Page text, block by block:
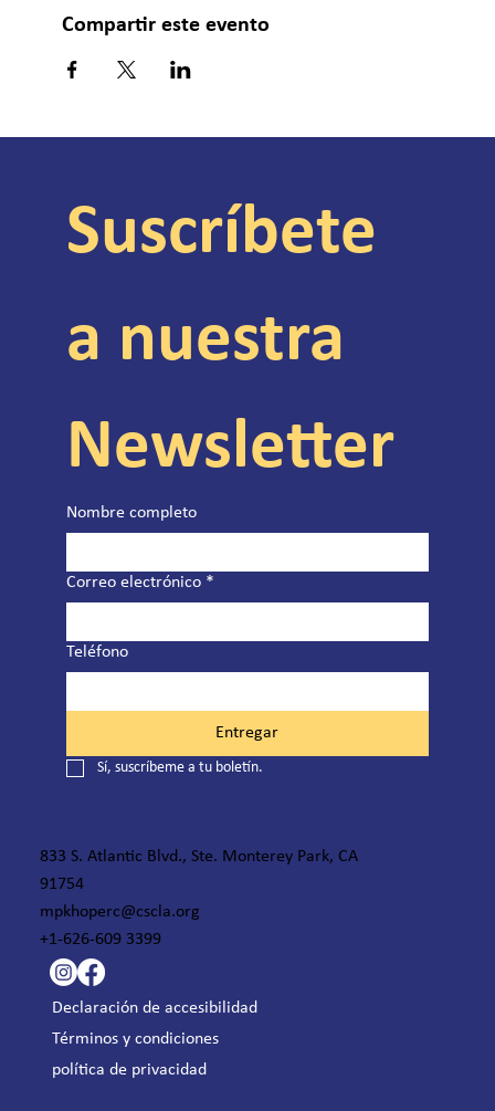
Compartir este evento
Suscríbete
a nuestra
Newsletter
Nombre completo
Correo electrónico *
Teléfono
Entregar
Sí, suscríbeme a tu boletín.
833 S. Atlantic Blvd., Ste. Monterey Park, CA
91754
mpkhoperc@cscla.org
+1-626-609 3399
Declaración de accesibilidad
Términos y condiciones
política de privacidad